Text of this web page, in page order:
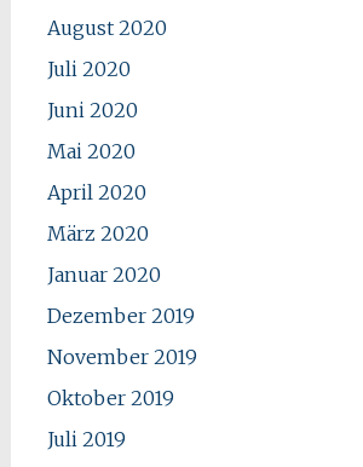
August 2020
Juli 2020
Juni 2020
Mai 2020
April 2020
März 2020
Januar 2020
Dezember 2019
November 2019
Oktober 2019
Juli 2019